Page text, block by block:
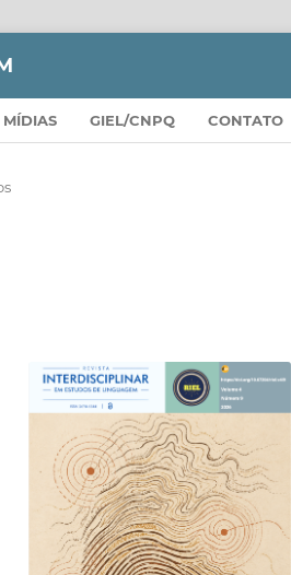
MÍDIAS GIEL/CNPQ CONTATO